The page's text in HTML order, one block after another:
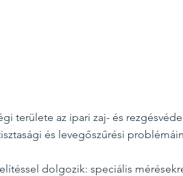
területe az ipari zaj- és
és levegőszűrési
dolgozik: speciális